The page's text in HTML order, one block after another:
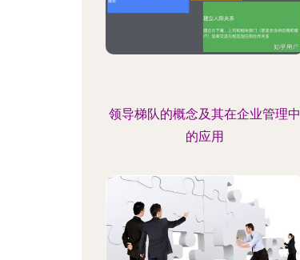
领导梯队的概念及其在企业管理中
的应用